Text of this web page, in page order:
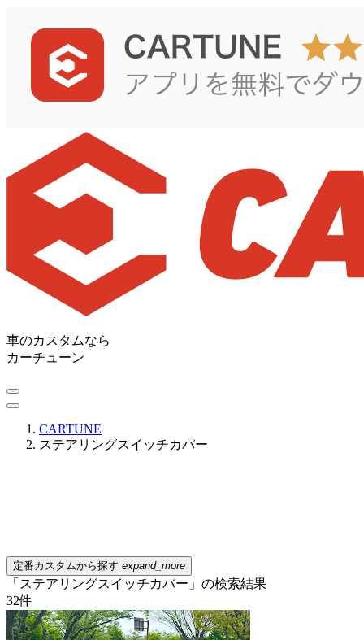
車のカスタムなら
カーチューン
CARTUNE
ステアリングスイッチカバー
定番カスタムから探す expand_more
「ステアリングスイッチカバー」の検索結果
32件